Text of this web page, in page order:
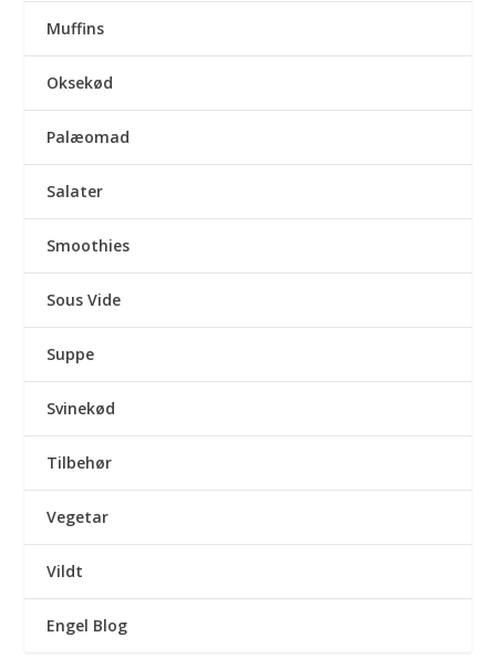
Muffins
Oksekød
Palæomad
Salater
Smoothies
Sous Vide
Suppe
Svinekød
Tilbehør
Vegetar
Vildt
Engel Blog